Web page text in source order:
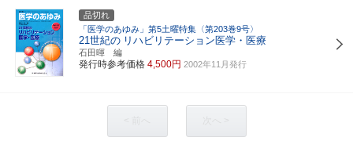
品切れ
「医学のあゆみ」第5土曜特集〈第203巻9号〉
21世紀の リハビリテーション医学・医療
石田暉 編
発行時参考価格 4,500円 2002年11月発行